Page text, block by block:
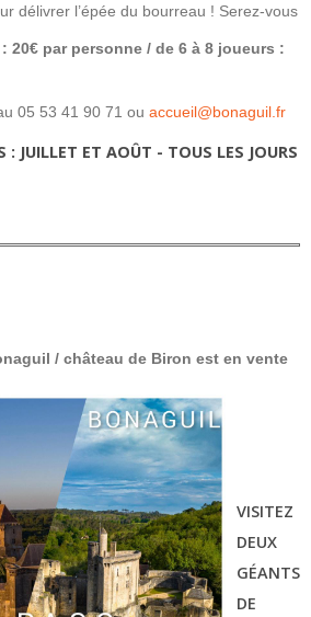
délivrer l’épée du bourreau ! Serez-vous
20€ par personne / de 6 à 8 joueurs :
05 53 41 90 71 ou accueil@bonaguil.fr
: JUILLET ET AOÛT - TOUS LES JOURS
/ château de Biron est en vente
VISITEZ
DEUX
GÉANTS
DE